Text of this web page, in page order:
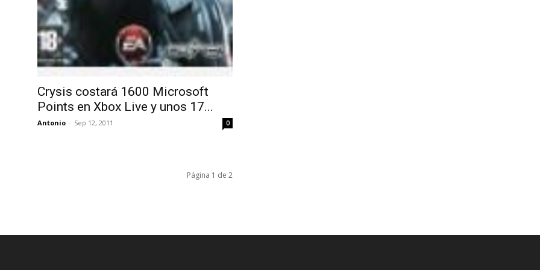
Crysis costará 1600 Microsoft
Points en Xbox Live y unos 17...
Antonio - Sep 12, 2011 0
Página 1 de 2